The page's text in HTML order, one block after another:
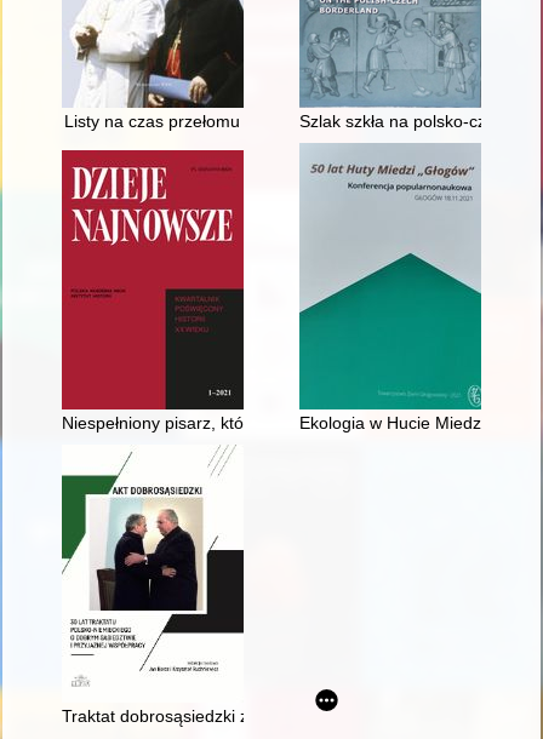
Listy na czas przełomu Szlak szkła na polsko-
Niespełniony pisarz, który został historykiem" : Jerzy
Ekologia w Hucie Miedzi
Traktat dobrosąsiedzki z 1991 r. a droga Polski do Unii